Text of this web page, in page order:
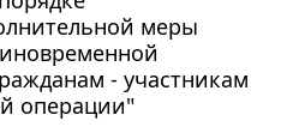
меры
- участникам
операции"